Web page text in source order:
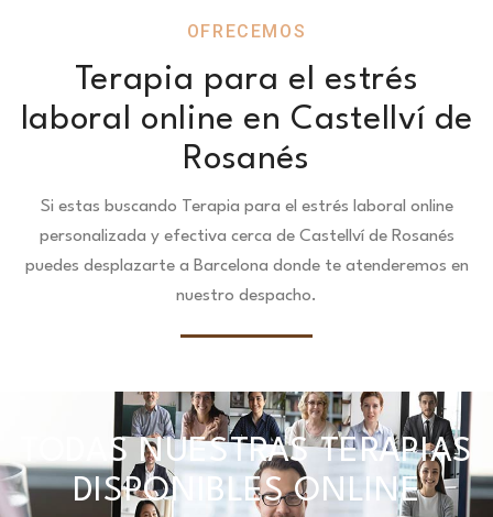
OFRECEMOS
Terapia para el estrés
laboral online en Castellví de
Rosanés
Si estas buscando Terapia para el estrés laboral online
personalizada y efectiva cerca de Castellví de Rosanés
puedes desplazarte a Barcelona donde te atenderemos en
nuestro despacho.
TODAS NUESTRAS TERAPIAS
DISPONIBLES ONLINE